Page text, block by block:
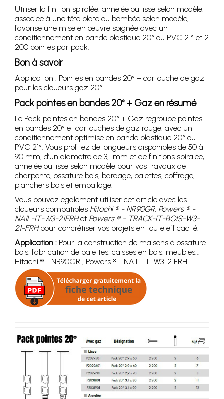
Utiliser la finition spiralée, annelée ou lisse selon modèle,
associée à une tête plate ou bombée selon modèle,
favorise une mise en œuvre soignée avec un
conditionnement en bande plastique 20° ou PVC 21° et 2
200 pointes par pack.
Bon à savoir
Application : Pointes en bandes 20° + cartouche de gaz
pour les cloueurs gaz 20°.
Pack pointes en bandes 20° + Gaz en résumé
Le Pack pointes en bandes 20° + Gaz regroupe pointes
en bandes 20° et cartouches de gaz rouge, avec un
conditionnement optimisé en bande plastique 20° ou
PVC 21°. Vous profitez de longueurs disponibles de 50 à
90 mm, d’un diamètre de 3,1 mm et de finitions spiralée,
annelée ou lisse selon modèle pour vos travaux de
charpente, ossature bois, bardage, palettes, coffrage,
planchers bois et emballage.
Vous pouvez également utiliser cet article avec les
cloueurs compatibles Hitachi ® - NR90GR, Powers ® -
NAIL-IT-W3-21FRHet Powers ® - TRACK-IT-BOIS-W3-
21-FRHpour concrétiser vos projets en toute efficacité.
Application : Pour la construction de maisons à ossature
bois, fabrication de palettes, caisses en bois, meubles...
Hitachi ® - NR90GR ; Powers ® - NAIL-IT-W3-21FRH